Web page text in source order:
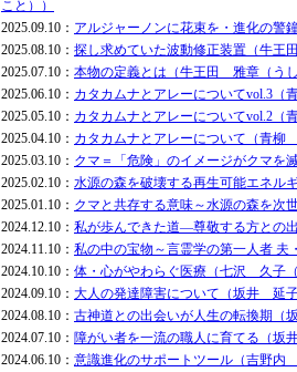
こと））
2025.09.10： アルジャーノンに花束を・進化の
2025.08.10： 探し求めていた波動修正装置（牛
2025.07.10： 本物の定義とは（牛王田 雅章（う
2025.06.10： カタカムナとアレーについてvol.3
2025.05.10： カタカムナとアレーについてvol.2
2025.04.10： カタカムナとアレーについて（青
2025.03.10： クマ＝「危険」のイメージがクマ
2025.02.10： 水源の森を破壊する再生可能エネ
2025.01.10： クマと共存する意味～水源の森を
2024.12.10： 私が歩んできた道―尊敬する方と
2024.11.10： 私の中の宝物～言霊学の第一人者
2024.10.10： 体・心がやわらぐ医療（七沢 久子
2024.09.10： 大人の発達障害について（坂井 延
2024.08.10： 古神道との出会いが人生の転換期
2024.07.10： 障がい者を一流の職人に育てる（
2024.06.10： 意識進化のサポートツール（吉野